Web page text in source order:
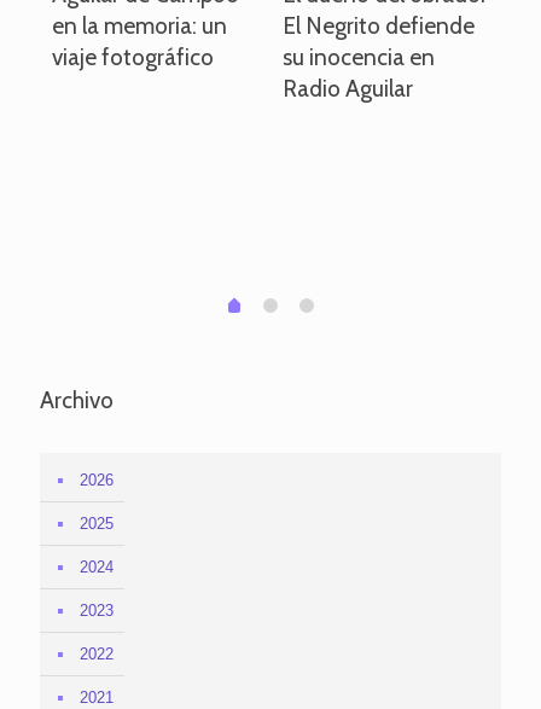
en la memoria: un
viaje fotográfico
El Negrito defiende
su inocencia en
Radio Aguilar
0 1 2
Archivo
2026
2025
2024
2023
2022
2021